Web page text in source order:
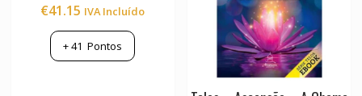
€41.15 IVA Incluído
+41 Pontos